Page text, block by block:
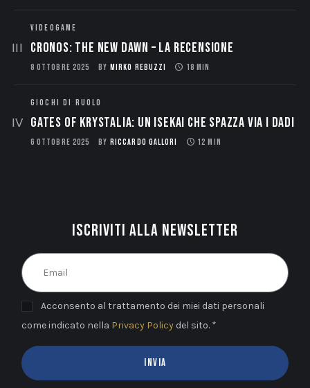
VIDEOGAME
CRONOS: THE NEW DAWN – La Recensione
8 OTTOBRE 2025 BY MIRKO REBUZZI 18 MIN
GIOCHI DI RUOLO
Gates of Krystalia: Un Isekai che spazza via i dadi
6 OTTOBRE 2025 BY RICCARDO GALLORI 12 MIN
Iscriviti alla newsletter
Acconsento al trattamento dei miei dati personali
come indicato nella Privacy Policy del sito. *
INVIA